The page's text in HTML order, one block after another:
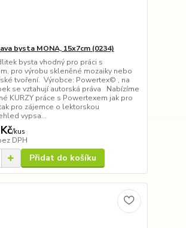
bysta MONA, 15x7cm (0234)
bysta vhodný pro práci s
pro výrobu skleněné mozaiky nebo
tvoření. Výrobce: Powertex© , na
se vztahují autorská práva Nabízíme
KURZY práce s Powertexem jak pro
pro zájemce o lektorskou
vypsa...
/kus
DPH
Přidat do košíku